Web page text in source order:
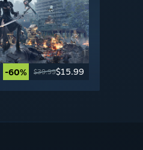
-60% $39.99$15.99